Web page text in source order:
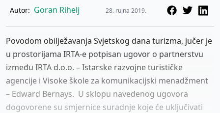
Autor: Goran Rihelj 28. rujna 2019.
Povodom obilježavanja Svjetskog dana turizma, jučer je
u prostorijama IRTA-e potpisan ugovor o partnerstvu
između IRTA d.o.o. – Istarske razvojne turističke
agencije i Visoke škole za komunikacijski menadžment
– Edward Bernays. U sklopu navedenog ugovora
dogovorene su smjernice suradnje koje će uključivati